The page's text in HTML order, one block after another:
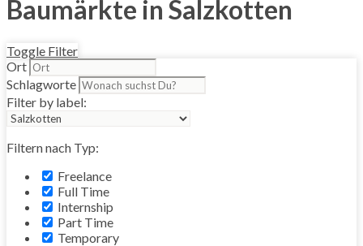
Baumärkte in Salzkotten
Toggle Filter
Ort
Schlagworte
Filter by label:
Filtern nach Typ:
Freelance
Full Time
Internship
Part Time
Temporary